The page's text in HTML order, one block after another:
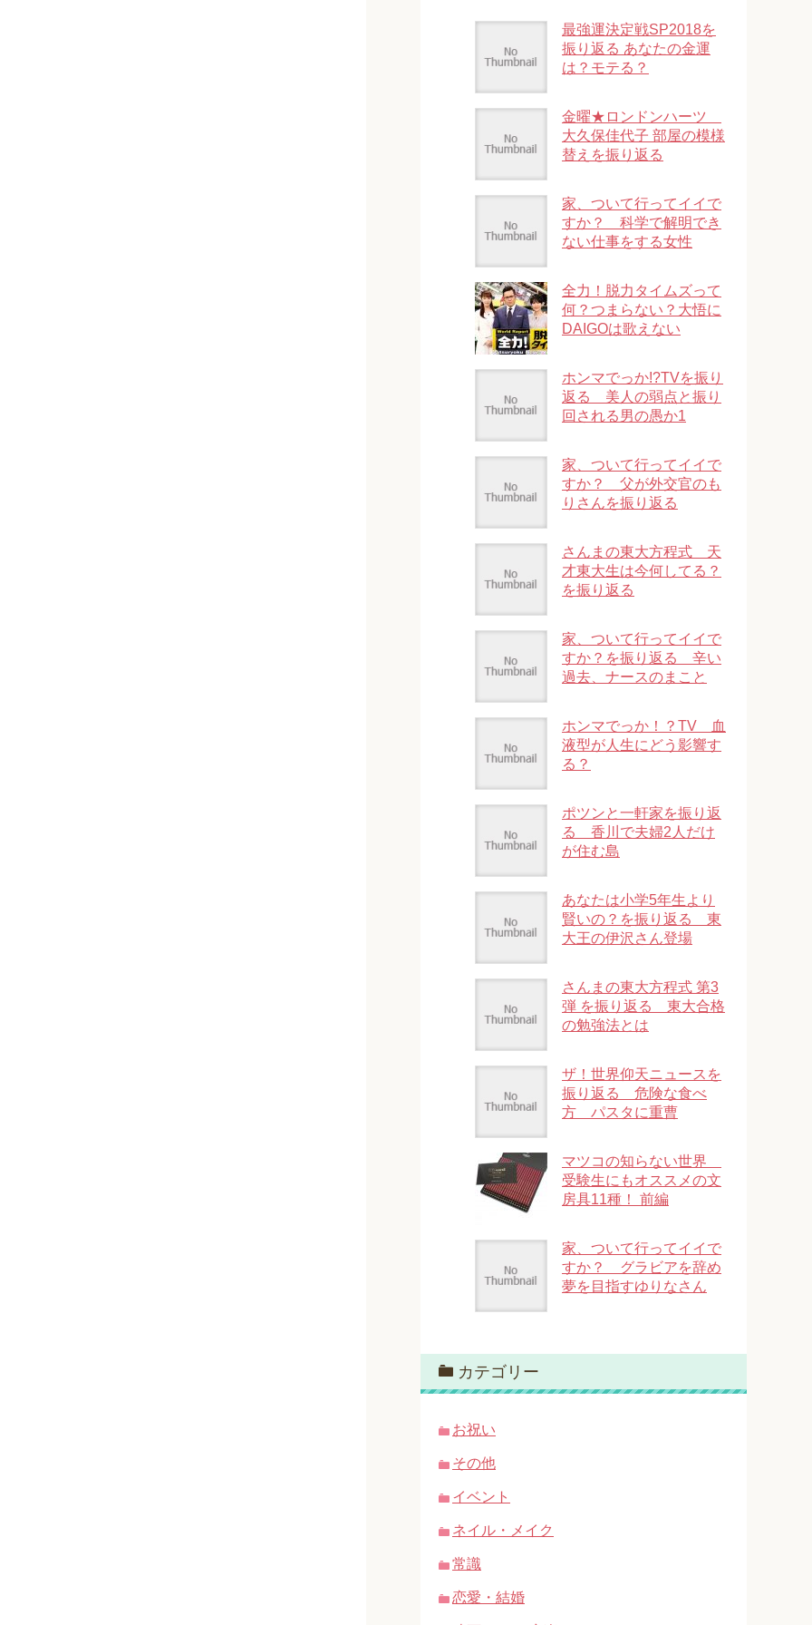
最強運決定戦SP2018を
振り返る あなたの金運
は？モテる？
金曜★ロンドンハーツ
大久保佳代子 部屋の模様
替えを振り返る
家、ついて行ってイイで
すか？ 科学で解明でき
ない仕事をする女性
全力！脱力タイムズって
何？つまらない？大悟に
DAIGOは歌えない
ホンマでっか!?TVを振り
返る 美人の弱点と振り
回される男の愚か1
家、ついて行ってイイで
すか？ 父が外交官のも
りさんを振り返る
さんまの東大方程式 天
才東大生は今何してる？
を振り返る
家、ついて行ってイイで
すか？を振り返る 辛い
過去、ナースのまこと
ホンマでっか！？TV 血
液型が人生にどう影響す
る？
ポツンと一軒家を振り返
る 香川で夫婦2人だけ
が住む島
あなたは小学5年生より
賢いの？を振り返る 東
大王の伊沢さん登場
さんまの東大方程式 第3
弾 を振り返る 東大合格
の勉強法とは
ザ！世界仰天ニュースを
振り返る 危険な食べ
方 パスタに重曹
マツコの知らない世界
受験生にもオススメの文
房具11種！ 前編
家、ついて行ってイイで
すか？ グラビアを辞め
夢を目指すゆりなさん
カテゴリー
お祝い
その他
イベント
ネイル・メイク
常識
恋愛・結婚